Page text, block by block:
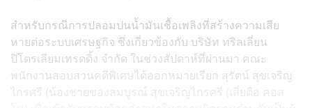
สำหรับกรณีการปลอมปนน้ำมันเชื้อเพลิงที่สร้างความเสีย
หายต่อระบบเศรษฐกิจ ซึ่งเกี่ยวข้องกับ บริษัท ทริลเลี่ยน
ปิโตรเลียมเทรดดิ้ง จำกัด ในช่วงสัปดาห์ที่ผ่านมา คณะ
พนักงานสอบสวนคดีพิเศษได้ออกหมายเรียก สุรัตน์ สุขเจริญ
ไกรศรี (น้องชายของสมบูรณ์ สุขเจริญไกรศรี (เสี่ยตือ คอส